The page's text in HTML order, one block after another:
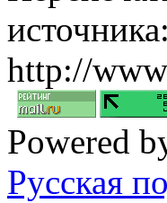
http://
Powered
Русская